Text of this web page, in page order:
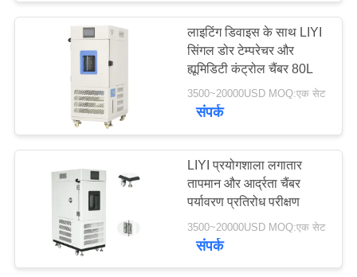
लाइटिंग डिवाइस के साथ LIYI
सिंगल डोर टेम्परेचर और
ह्यूमिडिटी कंट्रोल चैंबर 80L
3500~20000USD MOQ:एक सेट
संपर्क
LIYI प्रयोगशाला लगातार
तापमान और आर्द्रता चैंबर
पर्यावरण प्रतिरोध परीक्षण
3500~20000USD MOQ:एक सेट
संपर्क